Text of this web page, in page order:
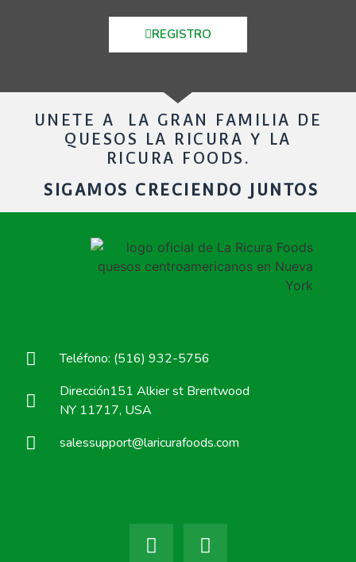
REGISTRO
UNETE A LA GRAN FAMILIA DE
QUESOS LA RICURA Y LA
RICURA FOODS.
SIGAMOS CRECIENDO JUNTOS
Teléfono: (516) 932-5756
Dirección151 Alkier st Brentwood
NY 11717, USA
salessupport@laricurafoods.com